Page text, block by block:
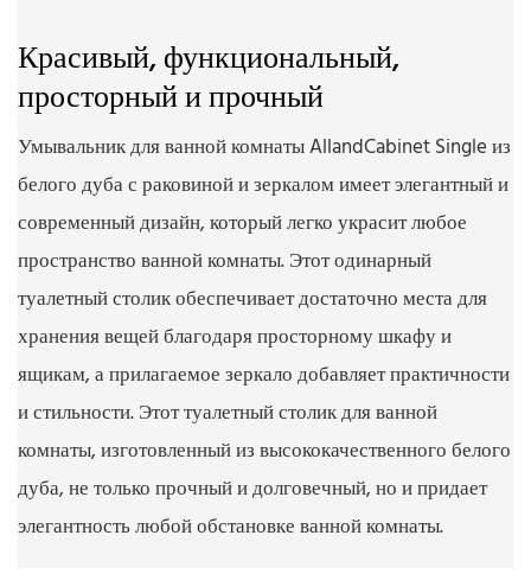
Красивый, функциональный,
просторный и прочный
Умывальник для ванной комнаты AllandCabinet Single из
белого дуба с раковиной и зеркалом имеет элегантный и
современный дизайн, который легко украсит любое
пространство ванной комнаты. Этот одинарный
туалетный столик обеспечивает достаточно места для
хранения вещей благодаря просторному шкафу и
ящикам, а прилагаемое зеркало добавляет практичности
и стильности. Этот туалетный столик для ванной
комнаты, изготовленный из высококачественного белого
дуба, не только прочный и долговечный, но и придает
элегантность любой обстановке ванной комнаты.